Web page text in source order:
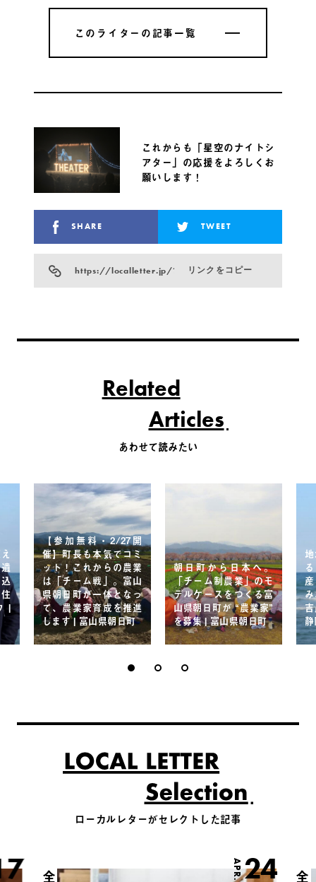
このライターの記事一覧
このライターの記事一覧
これからも「星空のナイトシ
アター」の応援をよろしくお
願いします！
SHARE TWEET
https://localletter.jp/?p=7386リンクをコピー
Related
Articles
あわせて読みたい
|
【参加無料・2/27開
催】町長も本気でコミ
ット！これからの農業
は「チーム戦」。富山
県朝日町が一体となっ
て、農業家育成を推進
します | 富山県朝日町
朝日町から日本へ。
「チーム制農業」のモ
デルケースをつくる富
山県朝日町が “農業家”
を募集 | 富山県朝日町
ローカルレターがセレクトした記事
APR.24